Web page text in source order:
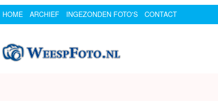
HOME ARCHIEF INGEZONDEN FOTO'S
CONTACT